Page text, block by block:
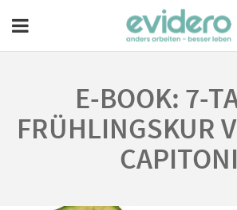
E-BOOK: 7-
FRÜHLINGSKUR
CAPITONI